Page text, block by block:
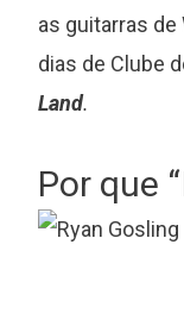
as guitarras de
dias de Clube
Land.
Por que